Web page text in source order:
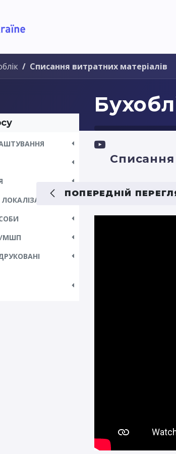
Списання витратних матеріалів
МШП
Списання
ПОПЕРЕДНІЙ